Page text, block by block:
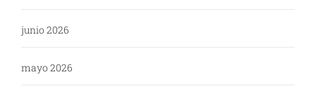
junio 2026
mayo 2026